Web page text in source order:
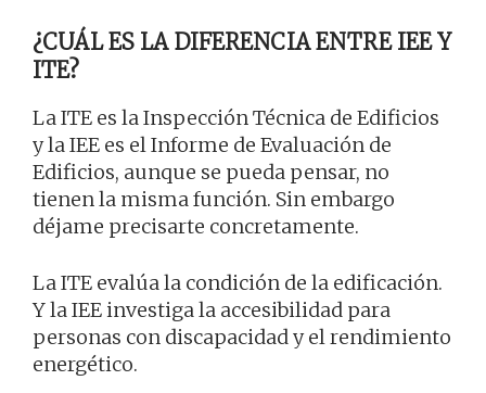
¿CUÁL ES LA DIFERENCIA ENTRE IEE Y
ITE?
La ITE es la Inspección Técnica de Edificios
y la IEE es el Informe de Evaluación de
Edificios, aunque se pueda pensar, no
tienen la misma función. Sin embargo
déjame precisarte concretamente.
La ITE evalúa la condición de la edificación.
Y la IEE investiga la accesibilidad para
personas con discapacidad y el rendimiento
energético.